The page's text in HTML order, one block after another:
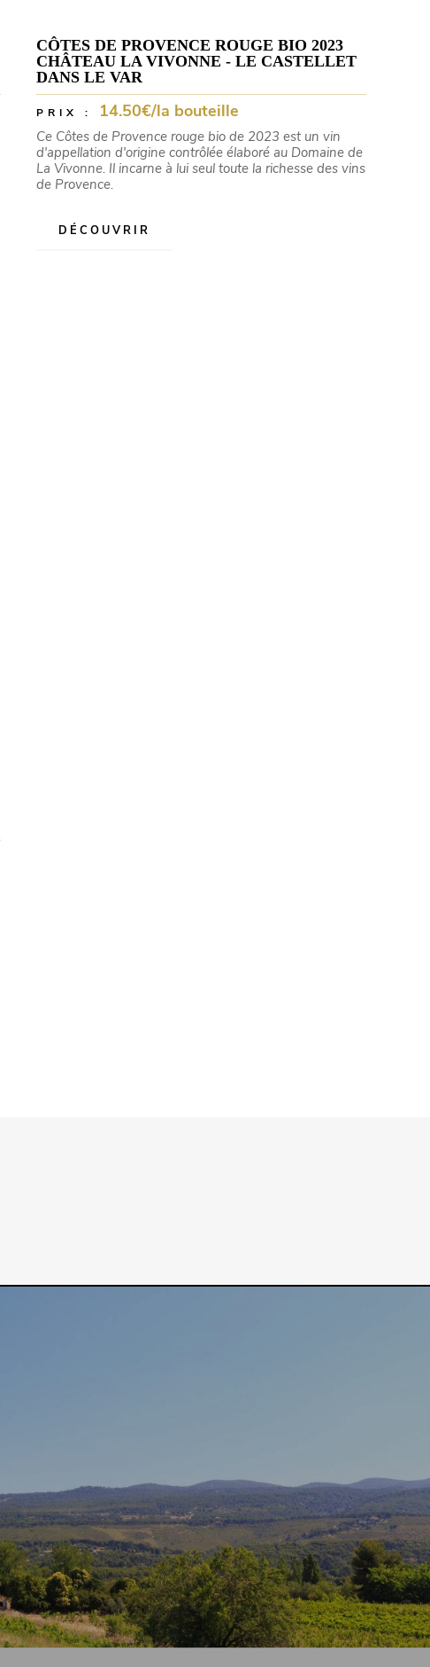
CÔTES DE PROVENCE ROUGE BIO 2023
CHÂTEAU LA VIVONNE - LE CASTELLET
DANS LE VAR
PRIX : 14.50€/la bouteille
Ce Côtes de Provence rouge bio de 2023 est un vin
d'appellation d'origine contrôlée élaboré au Domaine de
La Vivonne. Il incarne à lui seul toute la richesse des vins
de Provence.
DÉCOUVRIR